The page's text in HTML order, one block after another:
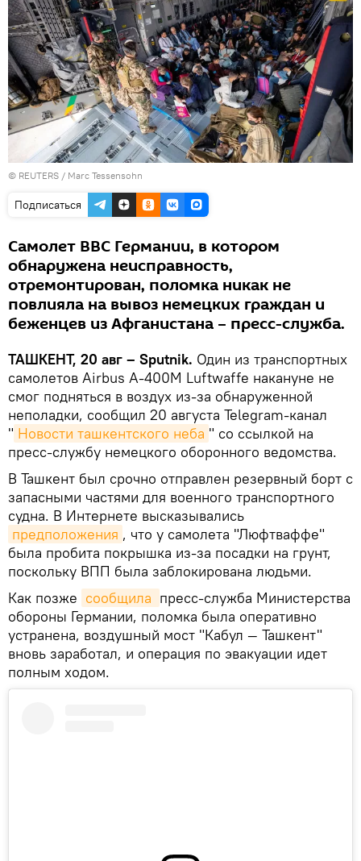
© REUTERS / Marc Tessensohn
Подписаться
Самолет ВВС Германии, в котором
обнаружена неисправность,
отремонтирован, поломка никак не
повлияла на вывоз немецких граждан и
беженцев из Афганистана – пресс-служба.
ТАШКЕНТ, 20 авг – Sputnik. Один из транспортных
самолетов Airbus А-400M Luftwaffe накануне не
смог подняться в воздух из-за обнаруженной
неполадки, сообщил 20 августа Telegram-канал
" Новости ташкентского неба " со ссылкой на
пресс-службу немецкого оборонного ведомства.
В Ташкент был срочно отправлен резервный борт с
запасными частями для военного транспортного
судна. В Интернете высказывались
предположения , что у самолета "Люфтваффе"
была пробита покрышка из-за посадки на грунт,
поскольку ВПП была заблокирована людьми.
Как позже сообщила пресс-служба Министерства
обороны Германии, поломка была оперативно
устранена, воздушный мост "Кабул — Ташкент"
вновь заработал, и операция по эвакуации идет
полным ходом.